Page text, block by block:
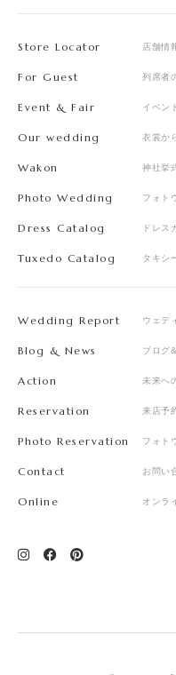
Store Locator 店舗情
For Guest 列席者
Event & Fair イベン
Our wedding 衣裳か
Wakon 神社挙
Photo Wedding フォト
Dress Catalog ドレス
Tuxedo Catalog タキシ
Wedding Report ウェデ
Blog & News ブログ
Action 未来へ
Reservation 来店予
Photo Reservation フォト
Contact お問い
Online オンラ